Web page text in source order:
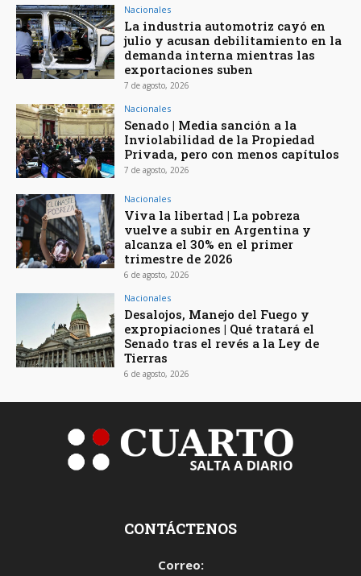
Nacionales
La industria automotriz cayó en
julio y acusan debilitamiento en la
demanda interna mientras las
exportaciones suben
7 de agosto, 2026
Nacionales
Senado | Media sanción a la
Inviolabilidad de la Propiedad
Privada, pero con menos capítulos
7 de agosto, 2026
Nacionales
Viva la libertad | La pobreza
vuelve a subir en Argentina y
alcanza el 30% en el primer
trimestre de 2026
6 de agosto, 2026
Nacionales
Desalojos, Manejo del Fuego y
expropiaciones | Qué tratará el
Senado tras el revés a la Ley de
Tierras
6 de agosto, 2026
CONTÁCTENOS
Correo: